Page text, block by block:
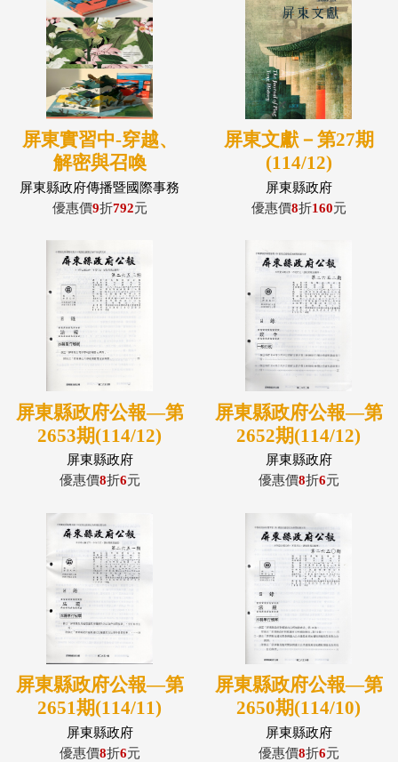
屏東實習中-穿越、
解密與召喚
屏東縣政府傳播暨國際事務
處
優惠價9折792元
屏東文獻－第27期
(114/12)
屏東縣政府
優惠價8折160元
屏東縣政府公報—第
2653期(114/12)
屏東縣政府
優惠價8折6元
屏東縣政府公報—第
2652期(114/12)
屏東縣政府
優惠價8折6元
屏東縣政府公報—第
2651期(114/11)
屏東縣政府
優惠價8折6元
屏東縣政府公報—第
2650期(114/10)
屏東縣政府
優惠價8折6元